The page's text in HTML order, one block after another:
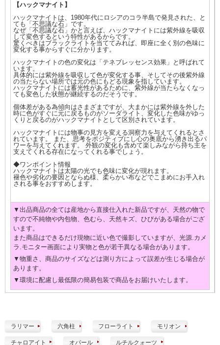
【ハックマナイト】
ハックマナイトは、1980年代にロシアのコラ半島で発見された、と
ても「不思議な石」です。
なぜ「不思議な石」かと言えば、ハックマナイトには紫外線を吸収
して変色するという特性があるからです。
驚くべきはブラックライトを当ててみれば、即座に全く別の色味に
変化する事からすぐに分かります。
ハックマナイトの色の変化は「テネブレッセンス効果」と呼ばれて
います。
具体的には紫外線を吸収して色が変化する事、そしてその後紫外線
の当たらない場所では元の色にもどる現象を指しています。
ハックマナイトには蓄光性があるために、紫外線が当たらなくなっ
ても変色した状態が継続するのだそうです。
個体差がある為傾向はさまざまですが、大まかには紫外線を外した
時に色がすぐに元に戻るものがソーダライト、変化した色味がゆっ
くりと戻るのがハックマナイトとして区別されています。
ハックマナイトには物事の見方を変える洞察力を与えてくれるとさ
れています。 また、思考をポジティブにし心の奥底から湧き出るパ
ワーを与えてくれます。 外観の変化も含めて楽しみながら持ち主を
支えてくれる存在になってくれる事でしょう。
◆ワンポイント情報
ハックマナイトは太陽の光でも色味に変化が現れます。
褪色や劣化の要因とならぬ様、柔らかい布などでこまめにお手入れ
される事をおすすめします。
▼出品商品の全ては産地から直接仕入れた新品ですが、天然の物で
すので不純物や内包物、色むら、天然キズ、ひびがある場合がござ
います。
また商品はできるだけ現物に近い色で撮影していますが、光源.カメ
ラ.モニター画面により実物と色が若干異なる場合があります。
▼物重さ、商品のサイズなどは測り方によって誤差が生じる場合が
あります。
▼環境に配慮し最低限の簡易包装で商品をお届けいたします。
ラリマー 六角柱 フローライト モリオン
チャロアイト オパール ルチルクォーツ